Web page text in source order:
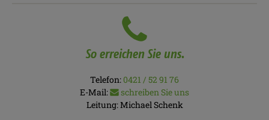
So erreichen Sie uns.
Telefon: 0421 / 52 91 76
E-Mail:
schreiben Sie uns
Leitung:Michael Schenk